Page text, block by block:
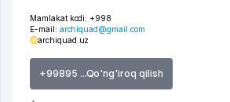
Mamlakat kodi: +998
E-mail: archiquad@gmail.com
archiquad.uz
+99895 ...Qo'ng'iroq qilish